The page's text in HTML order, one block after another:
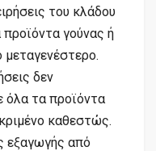
του κλάδου
γούνας ή
μεταγενέστερο.
δεν
όλα τα προϊόντα
καθεστώς.
εξαγωγής από